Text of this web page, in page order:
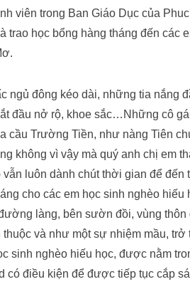
viên trong Ban Giáo Dục của
trao học bổng hàng tháng đến các
ngủ đông kéo dài, những tia nắng
đầu nở rộ, khoe sắc…Những cô
cầu Trường Tiền, như nàng Tiên
không vì vậy mà quý anh chị em
luôn dành chút thời gian để đến
cho các em học sinh nghèo hiếu
làng, bên sườn đồi, vùng
và như một sự nhiệm mầu, trở
sinh nghèo hiếu học, được nằm
có điều kiện để được tiếp tục cắp